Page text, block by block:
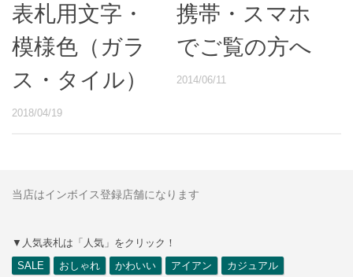
表札用文字・
模様色（ガラ
ス・タイル）
2018/04/19
携帯・スマホ
でご覧の方へ
2014/06/11
当店はインボイス登録店舗になります
▼人気表札は「人気」をクリック！
SALE
おしゃれ かわいい アイアン
カジュアル